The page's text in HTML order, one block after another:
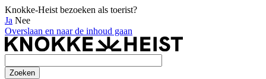
Knokke-Heist bezoeken als toerist?
Ja Nee
Overslaan en naar de inhoud gaan